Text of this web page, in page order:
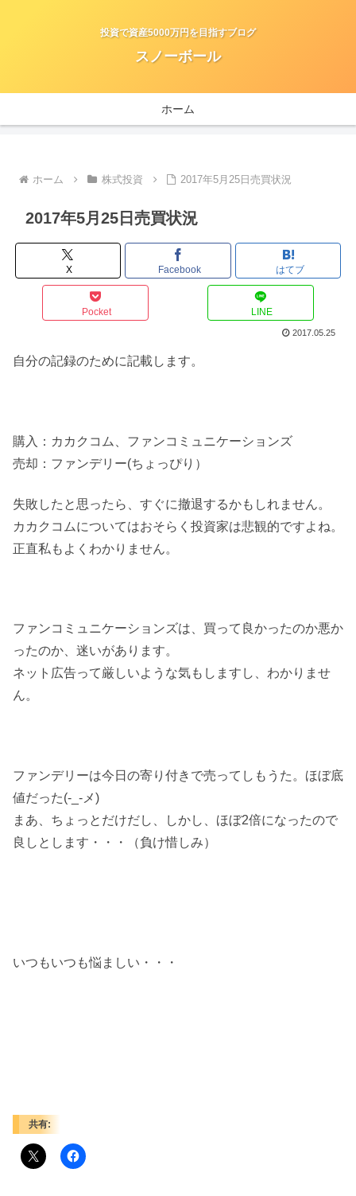
投資で資産5000万円を目指すブログ
スノーボール
ホーム
ホーム 株式投資 2017年5月25日売買状況
2017年5月25日売買状況
X Facebook はてブ
Pocket LINE
2017.05.25
自分の記録のために記載します。
購入：カカクコム、ファンコミュニケーションズ
売却：ファンデリー(ちょっぴり）
失敗したと思ったら、すぐに撤退するかもしれません。
カカクコムについてはおそらく投資家は悲観的ですよね。
正直私もよくわかりません。
ファンコミュニケーションズは、買って良かったのか悪か
ったのか、迷いがあります。
ネット広告って厳しいような気もしますし、わかりませ
ん。
ファンデリーは今日の寄り付きで売ってしもうた。ほぼ底
値だった(-_-メ)
まあ、ちょっとだけだし、しかし、ほぼ2倍になったので
良しとします・・・（負け惜しみ）
いつもいつも悩ましい・・・
共有: